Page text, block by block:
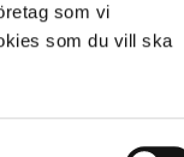
som vi
som du vill ska